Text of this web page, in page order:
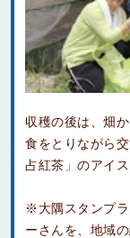
収穫の後は、畑
食をとりながら
占紅茶」のアイ
※大隅スタンプ
ーさんを、地域